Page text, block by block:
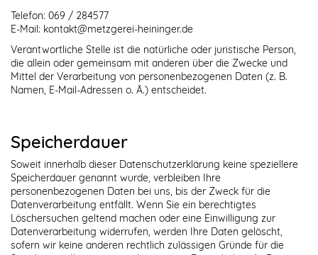
Telefon: 069 / 284577
E-Mail: kontakt@metzgerei-heininger.de
Verantwortliche Stelle ist die natürliche oder juristische Person,
die allein oder gemeinsam mit anderen über die Zwecke und
Mittel der Verarbeitung von personenbezogenen Daten (z. B.
Namen, E-Mail-Adressen o. Ä.) entscheidet.
Speicherdauer
Soweit innerhalb dieser Datenschutzerklärung keine speziellere
Speicherdauer genannt wurde, verbleiben Ihre
personenbezogenen Daten bei uns, bis der Zweck für die
Datenverarbeitung entfällt. Wenn Sie ein berechtigtes
Löschersuchen geltend machen oder eine Einwilligung zur
Datenverarbeitung widerrufen, werden Ihre Daten gelöscht,
sofern wir keine anderen rechtlich zulässigen Gründe für die